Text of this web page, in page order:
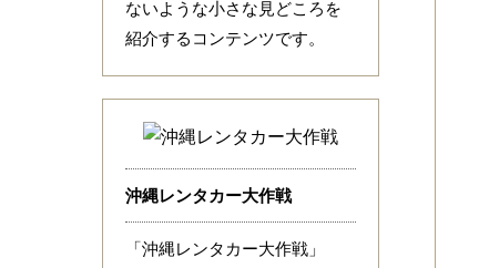
ないような小さな見どころを
紹介するコンテンツです。
沖縄レンタカー大作戦
「沖縄レンタカー大作戦」